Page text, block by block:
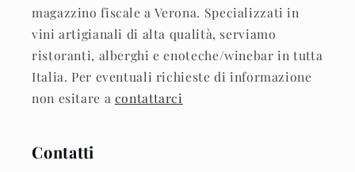
magazzino fiscale a Verona. Specializzati in
vini artigianali di alta qualità, serviamo
ristoranti, alberghi e enoteche/winebar in tutta
Italia. Per eventuali richieste di informazione
non esitare a contattarci
Contatti